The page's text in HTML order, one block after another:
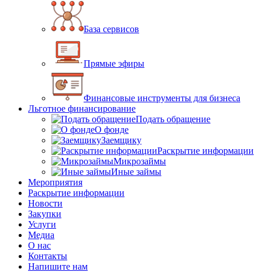
База сервисов
Прямые эфиры
Финансовые инструменты для бизнеса
Льготное финансирование
Подать обращение
О фонде
Заемщику
Раскрытие информации
Микрозаймы
Иные займы
Мероприятия
Раскрытие информации
Новости
Закупки
Услуги
Медиа
О нас
Контакты
Напишите нам